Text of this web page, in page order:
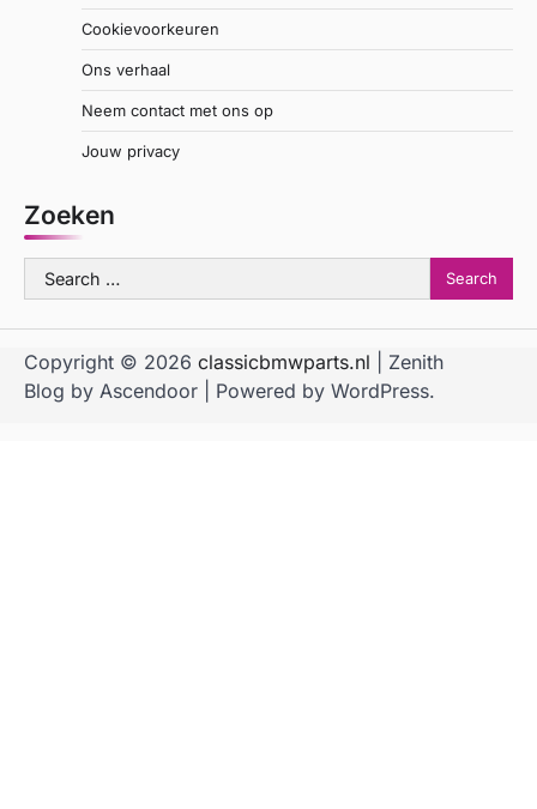
Cookievoorkeuren
Ons verhaal
Neem contact met ons op
Jouw privacy
Zoeken
Search
for:
Copyright © 2026 classicbmwparts.nl | Zenith
Blog by Ascendoor | Powered by WordPress.